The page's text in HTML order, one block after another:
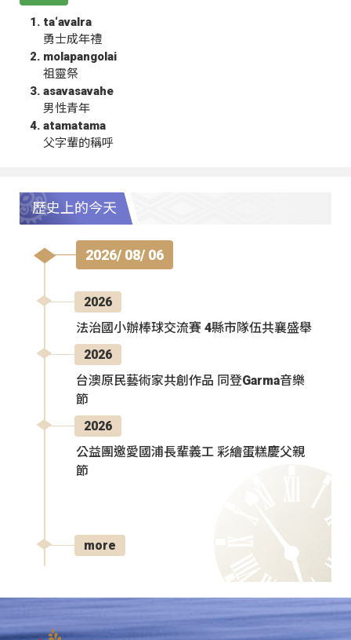
ta‘avalra
勇士成年禮
molapangolai
祖靈祭
asavasavahe
男性青年
atamatama
父字輩的稱呼
歷史上的今天
2026/ 08/ 06
2026
法治國小辦棒球交流賽 4縣市隊伍共襄盛舉
2026
台澳原民藝術家共創作品 同登Garma音樂
節
2026
公益團邀愛國浦長輩義工 彩繪蛋糕慶父親
節
more